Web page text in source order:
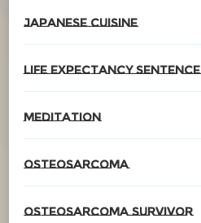
Japanese cuisine
Life expectancy sentence
meditation
Osteosarcoma
Osteosarcoma survivor